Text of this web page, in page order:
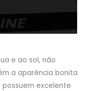
e ao sol, não
a aparência bonita
excelente